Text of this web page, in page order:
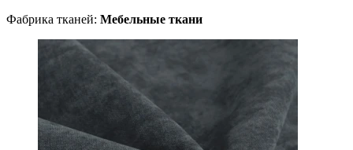
Фабрика тканей: Мебельные ткани